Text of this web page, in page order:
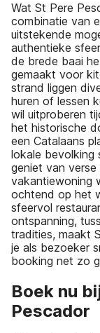
Wat St Pere
combinatie van
uitstekende
authentieke
de brede baai
gemaakt voor
strand liggen
huren of lessen
wil uitproberen
het historische
een Catalaans
lokale bevolking
geniet van verse
vakantiewoning
ochtend op het
sfeervol
ontspanning,
tradities, maakt
je als bezoeker
booking net zo
Boek nu
Pescador